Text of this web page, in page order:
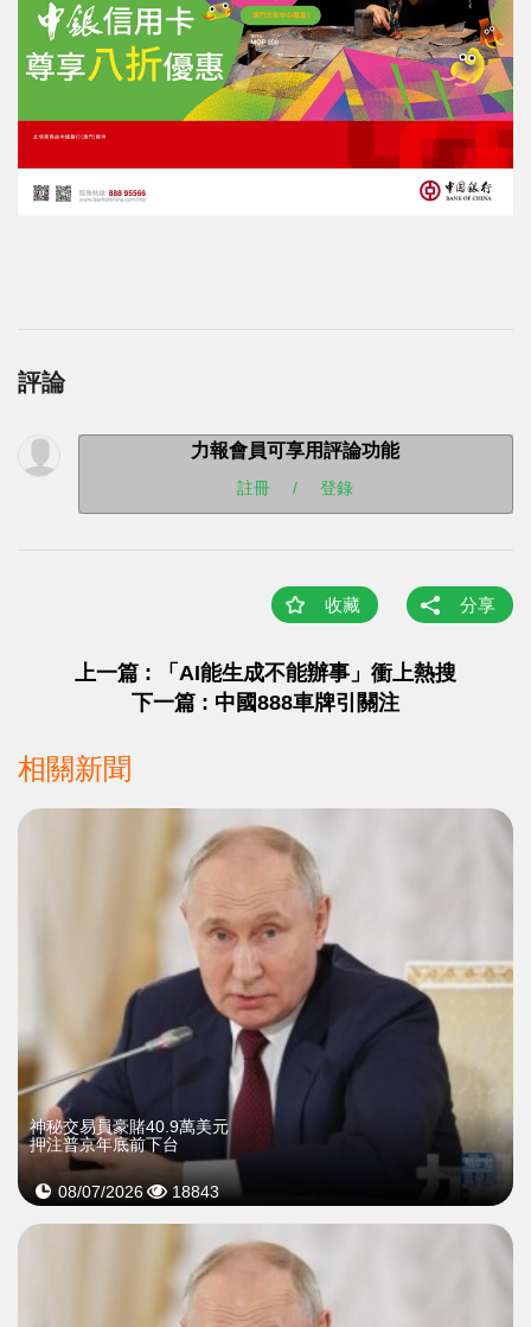
評論
力報會員可享用評論功能
註冊 / 登錄
收藏 分享
上一篇 : 「AI能生成不能辦事」衝上熱搜
下一篇 : 中國888車牌引關注
相關新聞
神秘交易員豪賭40.9萬美元
押注普京年底前下台
08/07/2026 18843